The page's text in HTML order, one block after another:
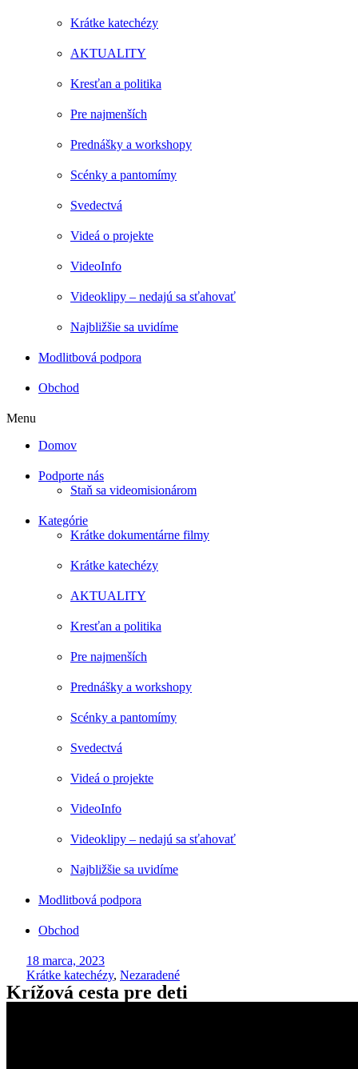
Krátke katechézy
AKTUALITY
Kresťan a politika
Pre najmenších
Prednášky a workshopy
Scénky a pantomímy
Svedectvá
Videá o projekte
VideoInfo
Videoklipy – nedajú sa sťahovať
Najbližšie sa uvidíme
Modlitbová podpora
Obchod
Menu
Domov
Podporte nás
Staň sa videomisionárom
Kategórie
Krátke dokumentárne filmy
Krátke katechézy
AKTUALITY
Kresťan a politika
Pre najmenších
Prednášky a workshopy
Scénky a pantomímy
Svedectvá
Videá o projekte
VideoInfo
Videoklipy – nedajú sa sťahovať
Najbližšie sa uvidíme
Modlitbová podpora
Obchod
18 marca, 2023
Krátke katechézy, Nezaradené
Krížová cesta pre deti